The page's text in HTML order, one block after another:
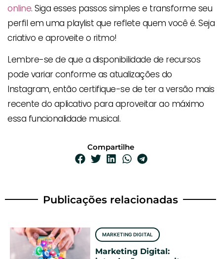
online. Siga esses passos simples e transforme seu
perfil em uma playlist que reflete quem você é. Seja
criativo e aproveite o ritmo!
Lembre-se de que a disponibilidade de recursos
pode variar conforme as atualizações do
Instagram, então certifique-se de ter a versão mais
recente do aplicativo para aproveitar ao máximo
essa funcionalidade musical.
Compartilhe
Publicações relacionadas
MARKETING DIGITAL
Marketing Digital: